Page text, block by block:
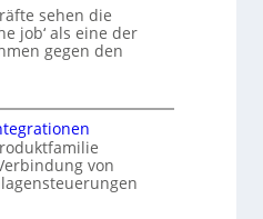
sehen die
job‘ als eine der
gegen den
von